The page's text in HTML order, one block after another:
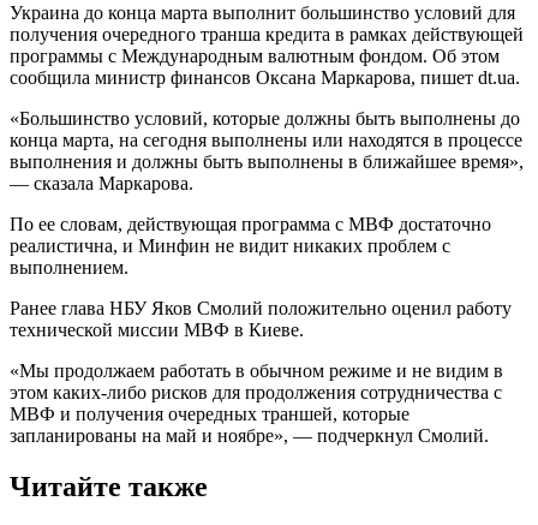
Украина до конца марта выполнит большинство условий для
получения очередного транша кредита в рамках действующей
программы с Международным валютным фондом. Об этом
сообщила министр финансов Оксана Маркарова, пишет dt.ua.
«Большинство условий, которые должны быть выполнены до
конца марта, на сегодня выполнены или находятся в процессе
выполнения и должны быть выполнены в ближайшее время»,
— сказала Маркарова.
По ее словам, действующая программа с МВФ достаточно
реалистична, и Минфин не видит никаких проблем с
выполнением.
Ранее глава НБУ Яков Смолий положительно оценил работу
технической миссии МВФ в Киеве.
«Мы продолжаем работать в обычном режиме и не видим в
этом каких-либо рисков для продолжения сотрудничества с
МВФ и получения очередных траншей, которые
запланированы на май и ноябре», — подчеркнул Смолий.
Читайте также